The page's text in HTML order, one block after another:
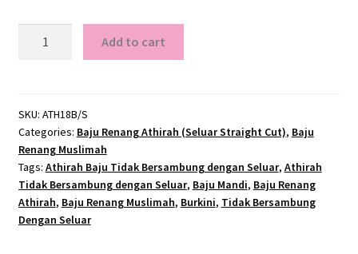
(Coklat
Gelap,
Line
Hitam)
quantity
Add to cart
SKU: ATH18B/S
Categories: Baju Renang Athirah (Seluar Straight Cut), Baju
Renang Muslimah
Tags: Athirah Baju Tidak Bersambung dengan Seluar, Athirah
Tidak Bersambung dengan Seluar, Baju Mandi, Baju Renang
Athirah, Baju Renang Muslimah, Burkini, Tidak Bersambung
Dengan Seluar